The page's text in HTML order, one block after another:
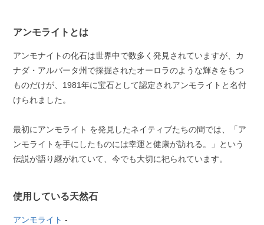
アンモライトとは
アンモナイトの化石は世界中で数多く発見されていますが、カ
ナダ・アルバータ州で採掘されたオーロラのような輝きをもつ
ものだけが、1981年に宝石として認定されアンモライトと名付
けられました。
最初にアンモライト を発見したネイティブたちの間では、「ア
ンモライトを手にしたものには幸運と健康が訪れる。」という
伝説が語り継がれていて、今でも大切に祀られています。
使用している天然石
アンモライト -